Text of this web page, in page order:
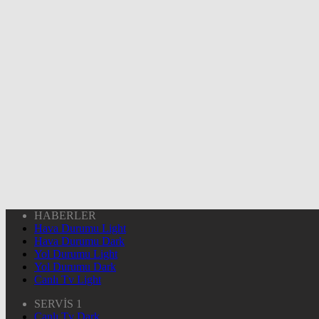
HABERLER
Hava Durumu Light
Hava Durumu Dark
Yol Durumu Light
Yol Durumu Dark
Canlı Tv Light
SERVİS 1
Canlı Tv Dark